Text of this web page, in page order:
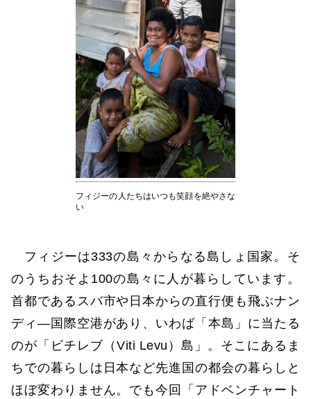
フィジーの人たちはいつも笑顔を絶やさな
い
フィジーは333の島々からなる島しょ国家。そ
のうちおそよ100の島々に人が暮らしています。
首都であるスバ市や日本からの直行便も飛ぶナン
ディ―国際空港があり、いわば「本島」に当たる
のが「ビチレブ（Viti Levu）島」。そこにあるま
ちでの暮らしは日本など先進国の都会の暮らしと
ほぼ変わりません。でも今回「アドベンチャート